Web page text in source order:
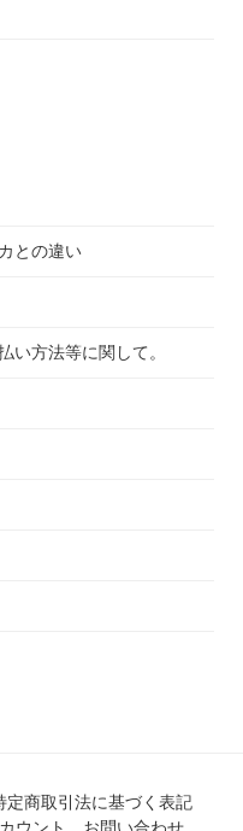
との違い
い方法等に関して。
定商取引法に基づく表記